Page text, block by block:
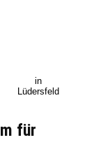
in
Lüdersfeld
für